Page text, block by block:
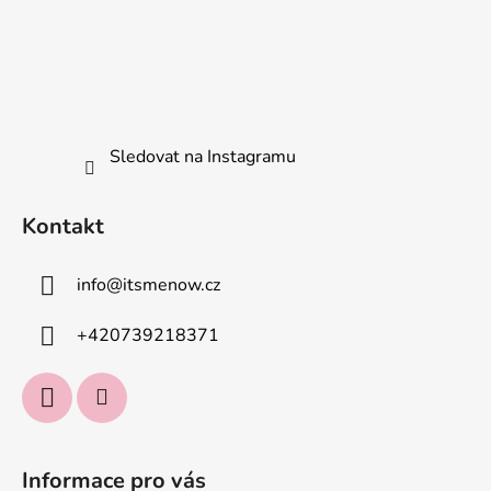
Sledovat na Instagramu
Kontakt
info@itsmenow.cz
+420739218371
Informace pro vás